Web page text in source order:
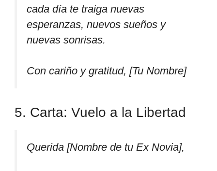
cada día te traiga nuevas
esperanzas, nuevos sueños y
nuevas sonrisas.
Con cariño y gratitud, [Tu Nombre]
5. Carta: Vuelo a la Libertad
Querida [Nombre de tu Ex Novia],